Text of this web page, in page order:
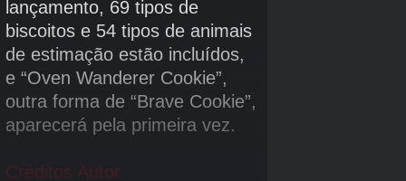
1/500, o que significa que para cada 500
Mareep que você vê, provavelmente um será
brilhante. Se você verificar seu Pokédex e
perceber que tem 499 encontros, isso não
significa que seu próximo seja um brilho
garantido – não é assim que a matemática